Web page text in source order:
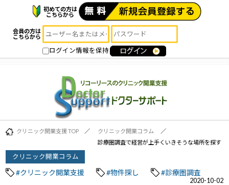
初めての方は
こちらから
会員の方は
こちらから
ログイン情報を保持
クリニック開業支援 TOP
クリニック開業コラム
診療圏調査で経営が上手くいきそうな場所を探す
クリニック開業コラム
#クリニック開業支援 #物件探し #診療圏調査
2020-10-02